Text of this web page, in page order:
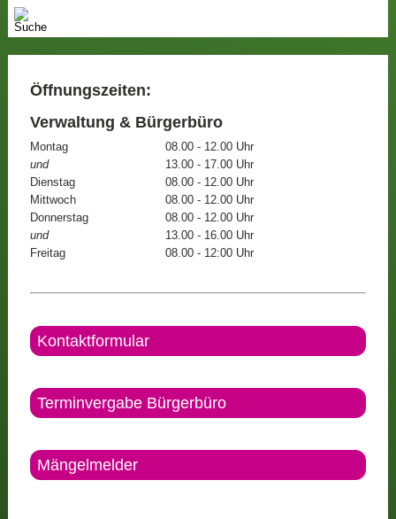
Öffnungszeiten:
Verwaltung & Bürgerbüro
Montag
08.00 - 12.00 Uhr
und
13.00 - 17.00 Uhr
Dienstag
08.00 - 12.00 Uhr
Mittwoch
08.00 - 12.00 Uhr
Donnerstag
08.00 - 12.00 Uhr
und
13.00 - 16.00 Uhr
Freitag
08.00 - 12:00 Uhr
Kontaktformular
Terminvergabe Bürgerbüro
Mängelmelder